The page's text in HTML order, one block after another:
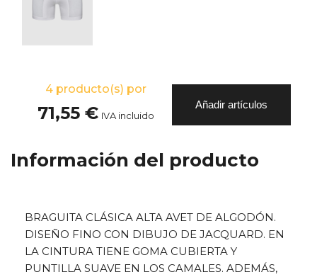
4producto(s) por
71,55 € IVA incluido
Añadir artículos
Información del producto
BRAGUITA CLÁSICA ALTA AVET DE ALGODÓN.
DISEÑO FINO CON DIBUJO DE JACQUARD. EN
LA CINTURA TIENE GOMA CUBIERTA Y
PUNTILLA SUAVE EN LOS CAMALES. ADEMÁS,